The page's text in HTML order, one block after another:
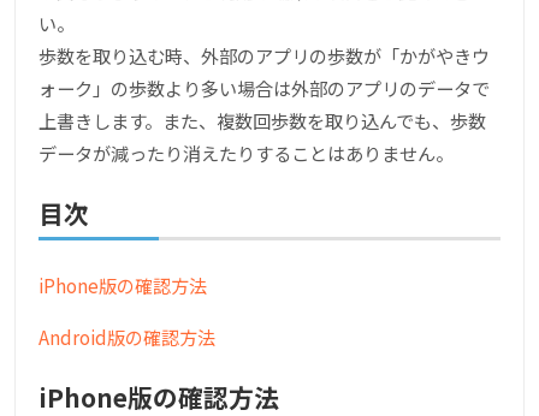
い。
歩数を取り込む時、外部のアプリの歩数が「かがやきウ
ォーク」の歩数より多い場合は外部のアプリのデータで
上書きします。また、複数回歩数を取り込んでも、歩数
データが減ったり消えたりすることはありません。
目次
iPhone版の確認方法
Android版の確認方法
iPhone版の確認方法